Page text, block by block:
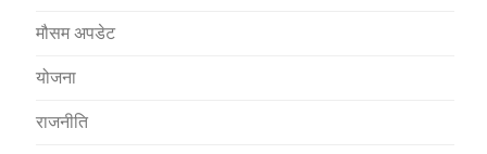
मौसम अपडेट
योजना
राजनीति